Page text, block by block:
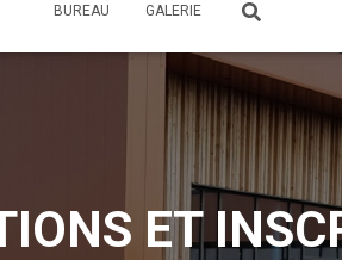
BUREAU GALERIE
ET